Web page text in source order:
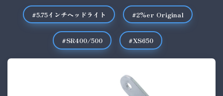
#5.75インチヘッドライト #2%er Original
#SR400/500 #XS650